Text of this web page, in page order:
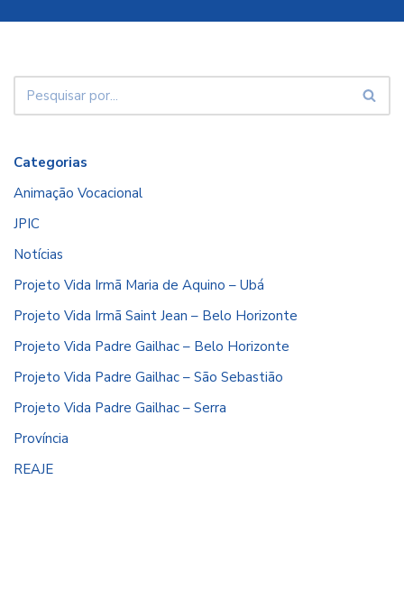
Categorias
Animação Vocacional
JPIC
Notícias
Projeto Vida Irmã Maria de Aquino – Ubá
Projeto Vida Irmã Saint Jean – Belo Horizonte
Projeto Vida Padre Gailhac – Belo Horizonte
Projeto Vida Padre Gailhac – São Sebastião
Projeto Vida Padre Gailhac – Serra
Província
REAJE